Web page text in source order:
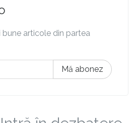
bune articole din partea
Mă abonez